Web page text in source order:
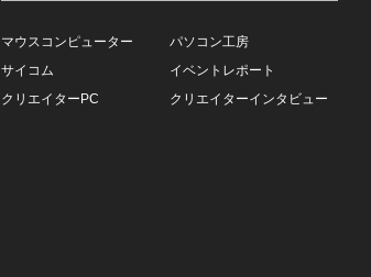
マウスコンピューター
パソコン工房
サイコム
イベントレポート
クリエイターPC
クリエイターインタビュー